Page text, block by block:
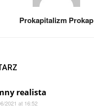
Prokapitalizm Prokap
realista
2021 at 16:52